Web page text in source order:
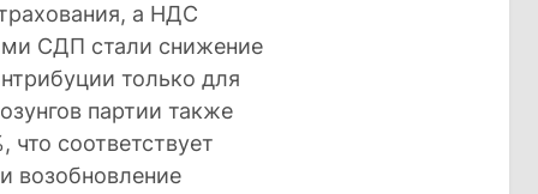
а НДС
СДП стали снижение
только для
партии также
что соответствует
возобновление